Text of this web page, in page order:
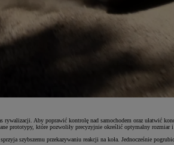
rywalizacji. Aby poprawić kontrolę nad samochodem oraz
prototypy, które pozwoliły precyzyjnie określić optymalny rozmiar
szybszemu przekazywaniu reakcji na koła. Jednocześnie